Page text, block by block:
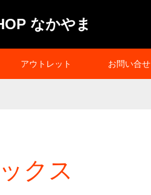
なかやま
アウトレット お問い合せ
クス